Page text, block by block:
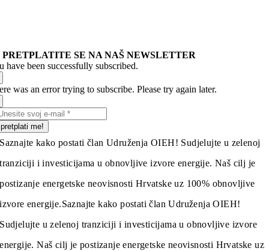
PRETPLATITE SE NA NAŠ NEWSLETTER
have been successfully subscribed.
was an error trying to subscribe. Please try again later.
pretplati me!
Saznajte kako postati član Udruženja OIEH! Sudjelujte u zelenoj
tranziciji i investicijama u obnovljive izvore energije. Naš cilj je
postizanje energetske neovisnosti Hrvatske uz 100% obnovljive
izvore energije.Saznajte kako postati član Udruženja OIEH!
Sudjelujte u zelenoj tranziciji i investicijama u obnovljive izvore
energije. Naš cilj je postizanje energetske neovisnosti Hrvatske uz